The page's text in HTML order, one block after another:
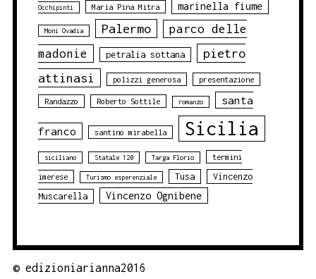
Occhipinti Maria Pina Mitra marinella fiume
Moni Ovadia Palermo
parco delle
madonie
petralia sottana
pietro
attinasi
polizzi generosa presentazione
Randazzo Roberto Sottile romanzo santa
franco santino mirabella Sicilia
siciliano Statale 120 Targa Florio termini
imerese Turismo esperenziale Tusa
Vincenzo
Muscarella
Vincenzo Ognibene
© edizioniarianna2016